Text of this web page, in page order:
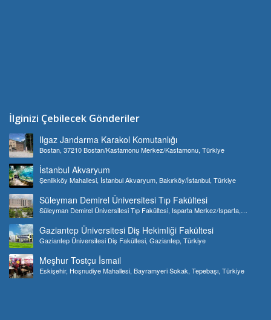
İlginizi Çebilecek Gönderiler
Ilgaz Jandarma Karakol Komutanlığı
Bostan, 37210 Bostan/Kastamonu Merkez/Kastamonu, Türkiye
İstanbul Akvaryum
Şenlikköy Mahallesi, İstanbul Akvaryum, Bakırköy/İstanbul, Türkiye
Süleyman Demirel Üniversitesi Tıp Fakültesi
Süleyman Demirel Üniversitesi Tıp Fakültesi, Isparta Merkez/Isparta,
Gaziantep Üniversitesi Diş Hekimliği Fakültesi
Gaziantep Üniversitesi Diş Fakültesi, Gaziantep, Türkiye
Meşhur Tostçu İsmail
Eskişehir, Hoşnudiye Mahallesi, Bayramyeri Sokak, Tepebaşı, Türkiye